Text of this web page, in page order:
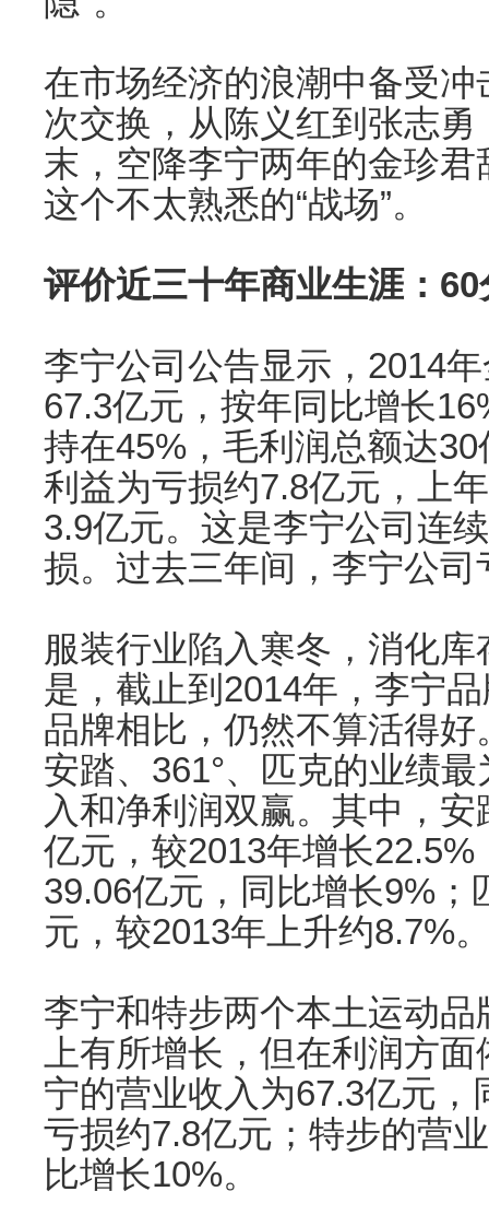
在市场经济的浪潮中备受
次交换，从陈义红到张志
末，空降李宁两年的金珍
这个不太熟悉的“战场”。
评价近三十年商业生涯：60
李宁公司公告显示，2014
67.3亿元，按年同比增长
持在45%，毛利润总额达
利益为亏损约7.8亿元，上
3.9亿元。这是李宁公司连
损。过去三年间，李宁公
服装行业陷入寒冬，消化
是，截止到2014年，李宁
品牌相比，仍然不算活得
安踏、361°、匹克的业绩
入和净利润双赢。其中，
亿元，较2013年增长22.5%
39.06亿元，同比增长9%；
元，较2013年上升约8.7%
李宁和特步两个本土运动
上有所增长，但在利润方
宁的营业收入为67.3亿元
亏损约7.8亿元；特步的营
比增长10%。